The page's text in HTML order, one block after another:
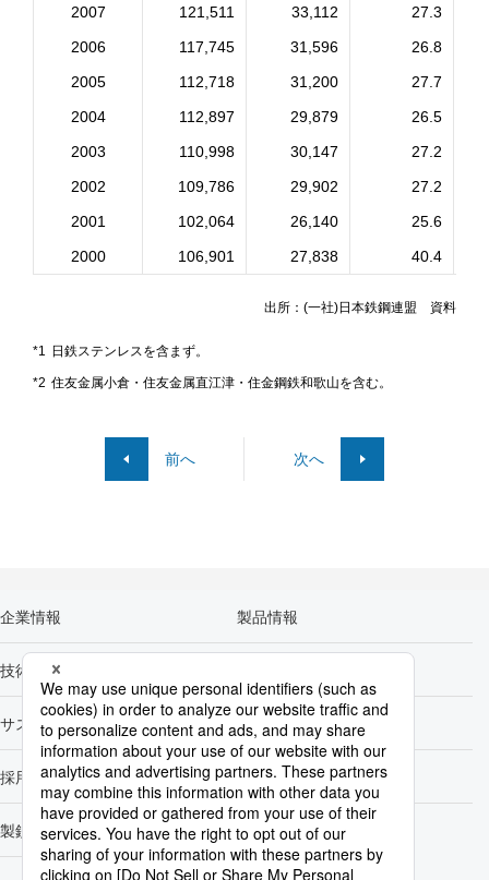
2007
121,511 33,112
27.3
2006
117,745 31,596
26.8
2005
112,718 31,200
27.7
2004
112,897 29,879
26.5
2003
110,998 30,147
27.2
2002
109,786 29,902
27.2
2001
102,064 26,140
25.6
2000
106,901 27,838 40.4
出所：(一社)日本鉄鋼連盟 資料
*1 日鉄ステンレスを含まず。
*2 住友金属小倉・住友金属直江津・住金鋼鉄和歌山を含む。
前へ 次へ
企業情報 製品情報
技術開発
サステナビリティ 株主・投資家情報
採用情報 Newsroom
製鉄所一覧